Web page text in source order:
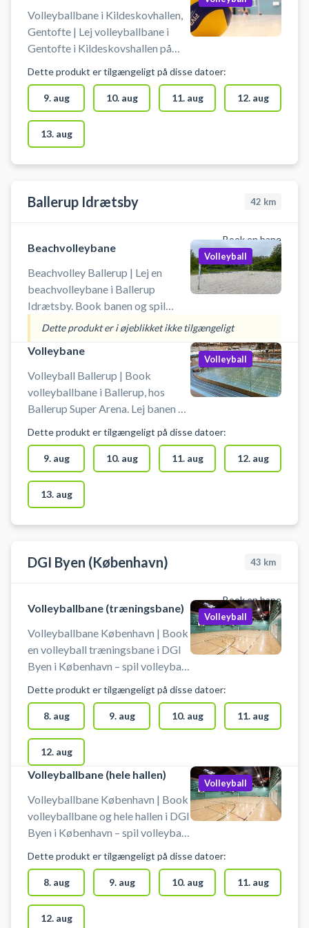
Volleyballbane i Kildeskovhallen,
Gentofte | Lej volleyballbane i
Gentofte i Kildeskovshallen på
Book volleyballbanen i
Kildeskovshallen og spil volleyball
i Gentofte. Du booker en af
Kildeskovshallens volleybaner.
Der er volleyballnet og
omklædning til rådighed i
volleyball.
Dette produkt er tilgængeligt på disse datoer:
9. aug 10. aug 11. aug 12. aug
13. aug
Ballerup Idrætsby 42 km
Book en bane
Beachvolleybane
Beachvolley Ballerup | Lej en
beachvolleybane i Ballerup
Idrætsby. Book banen og spil
beachvolley udendørs i Ballerup.
Der er gode parkeringsmuligheder
tæt ved banerne i Ballerup.
Medbring selv bolde.
Volleyball
Dette produkt er i øjeblikket ikke tilgængeligt
Volleybane
Volleyball Ballerup | Book
volleyballbane i Ballerup, hos
Ballerup Super Arena. Lej banen og
Medbring selv bold ved booking
af volleyballbane i arenaen i
Ballerup. Gratis parkeringspladser
foran arenaen i Ballerup.
Omklædning & badefaciliteter er
til rådighed ved din booking af
Volleyball
Dette produkt er tilgængeligt på disse datoer:
9. aug 10. aug 11. aug 12. aug
13. aug
DGI Byen (København) 43 km
Book en bane
Volleyballbane (træningsbane)
Volleyballbane København | Book
en volleyball træningsbane i DGI
Byen i København – spil volleyball
mindre volleyballbaner klar til
booking - centralt i København
hos DGI Byen. DGI Byen på
Tietgensgade 65, 1704
København V, byder udover leje af
mindre volleyballbaner også på
muligheden for at leje en fuld
volleyball- eller basketballbane i
samme lokaler.
Volleyball
Dette produkt er tilgængeligt på disse datoer:
8. aug 9. aug 10. aug 11. aug
12. aug
Volleyballbane (hele hallen)
Volleyballbane København | Book
volleyballbane og hele hallen i DGI
Byen i København – spil volleyball
volleyballbaner klar til booking -
centralt beliggende hos DGI Byen
København. DGI Byen på
Tietgensgade 65, 1704
Volleyball
Dette produkt er tilgængeligt på disse datoer:
8. aug 9. aug 10. aug 11. aug
12. aug